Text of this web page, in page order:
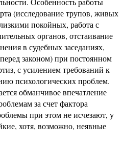
(исследование трупов, живых
покойных, работа с
органов, отстаивание
в судебных заседаниях,
законом) при постоянном
с усилением требований к
психологических проблем.
обманчивое впечатление
за счет фактора
при этом не исчезают, у
хотя, возможно, неявные